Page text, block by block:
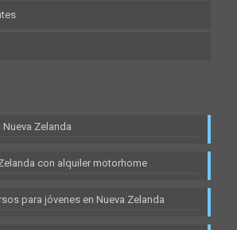
Nueva Zelanda
con alquiler motorhome
para jóvenes en Nueva Zelanda